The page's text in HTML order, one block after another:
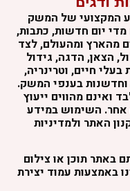
המקצועי של המשק
יום חדשות, כתבות,
מהארץ ומהעולם, לצד
הצאן, הדגה, גידול
בעלי חיים, וטרינריה,
וחדשנות בענפי המשק.
ואינם מהווים ייעוץ
אחר. השימוש במידע
האתר ולמדיניות
באתר תוכן או צילום
באמצעות עמוד יצירת